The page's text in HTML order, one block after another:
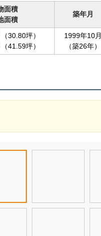
面積
面積
築年月
（30.80坪）
（41.59坪）
1999年10月
（築26年）